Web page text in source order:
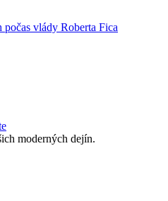
vlády Roberta Fica
moderných dejín.